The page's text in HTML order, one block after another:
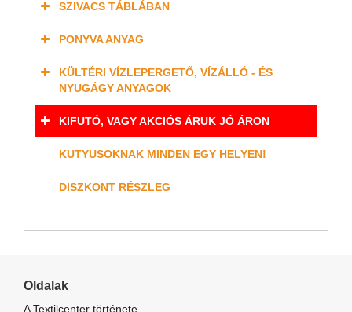
SZIVACS TÁBLÁBAN
PONYVA ANYAG
KÜLTÉRI VÍZLEPERGETŐ, VÍZÁLLÓ - ÉS
NYUGÁGY ANYAGOK
KIFUTÓ, VAGY AKCIÓS ÁRUK JÓ ÁRON
KUTYUSOKNAK MINDEN EGY HELYEN!
DISZKONT RÉSZLEG
Oldalak
A Textilcenter története